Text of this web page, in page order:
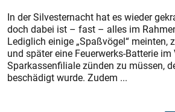
In der Silvesternacht hat es wieder
doch dabei ist – fast – alles im
Lediglich einige „Spaßvögel“ meinten,
und später eine Feuerwerks-Batterie
Sparkassenfiliale zünden zu müssen,
beschädigt wurde. Zudem ...